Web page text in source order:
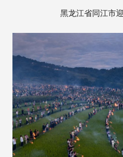
黑龙江省同江市